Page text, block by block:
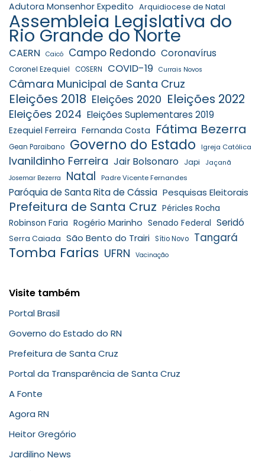
Adutora Monsenhor Expedito Arquidiocese de Natal
Assembleia Legislativa do
Rio Grande do Norte
CAERN Caicó Campo Redondo Coronavírus
Coronel Ezequiel COSERN COVID-19 Currais Novos
Câmara Municipal de Santa Cruz
Eleições 2018 Eleições 2020 Eleições 2022
Eleições 2024 Eleições Suplementares 2019
Ezequiel Ferreira Fernanda Costa Fátima Bezerra
Gean Paraibano Governo do Estado Igreja Católica
Ivanildinho Ferreira Jair Bolsonaro Japi Jaçanã
Josemar Bezerra Natal Padre Vicente Fernandes
Paróquia de Santa Rita de Cássia Pesquisas Eleitorais
Prefeitura de Santa Cruz Péricles Rocha
Robinson Faria Rogério Marinho Senado Federal Seridó
Serra Caiada São Bento do Trairi Sítio Novo Tangará
Tomba Farias UFRN Vacinação
Visite também
Portal Brasil
Governo do Estado do RN
Prefeitura de Santa Cruz
Portal da Transparência de Santa Cruz
A Fonte
Agora RN
Heitor Gregório
Jardilino News